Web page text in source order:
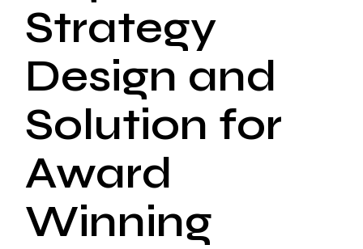
Strategy
Design and
Solution for
Award
Winning